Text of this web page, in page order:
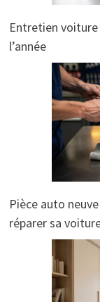
Entretien
l’année
Pièce auto
réparer sa